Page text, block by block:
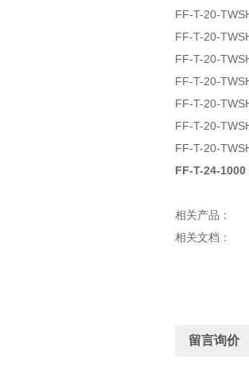
FF-T-20-
FF-T-20-
FF-T-20-
FF-T-20-
FF-T-20-
FF-T-20-
FF-T-20-
FF-T-24-1000
相关产品：
相关文档：
留言询价